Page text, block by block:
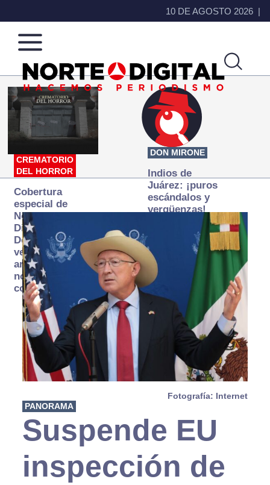
10 DE AGOSTO 2026
Norte
de
Ciudad
Más
que
noticias,
hacemos periodismo
CREMATORIO
DEL HORROR
Cobertura
especial de
Norte
Digital:
Donde la
verdad
arde… pero
no se
consume
DON MIRONE
Indios de
Juárez: ¡puros
escándalos y
vergüenzas!
Fotografía: Internet
PANORAMA
Suspende EU
inspección de